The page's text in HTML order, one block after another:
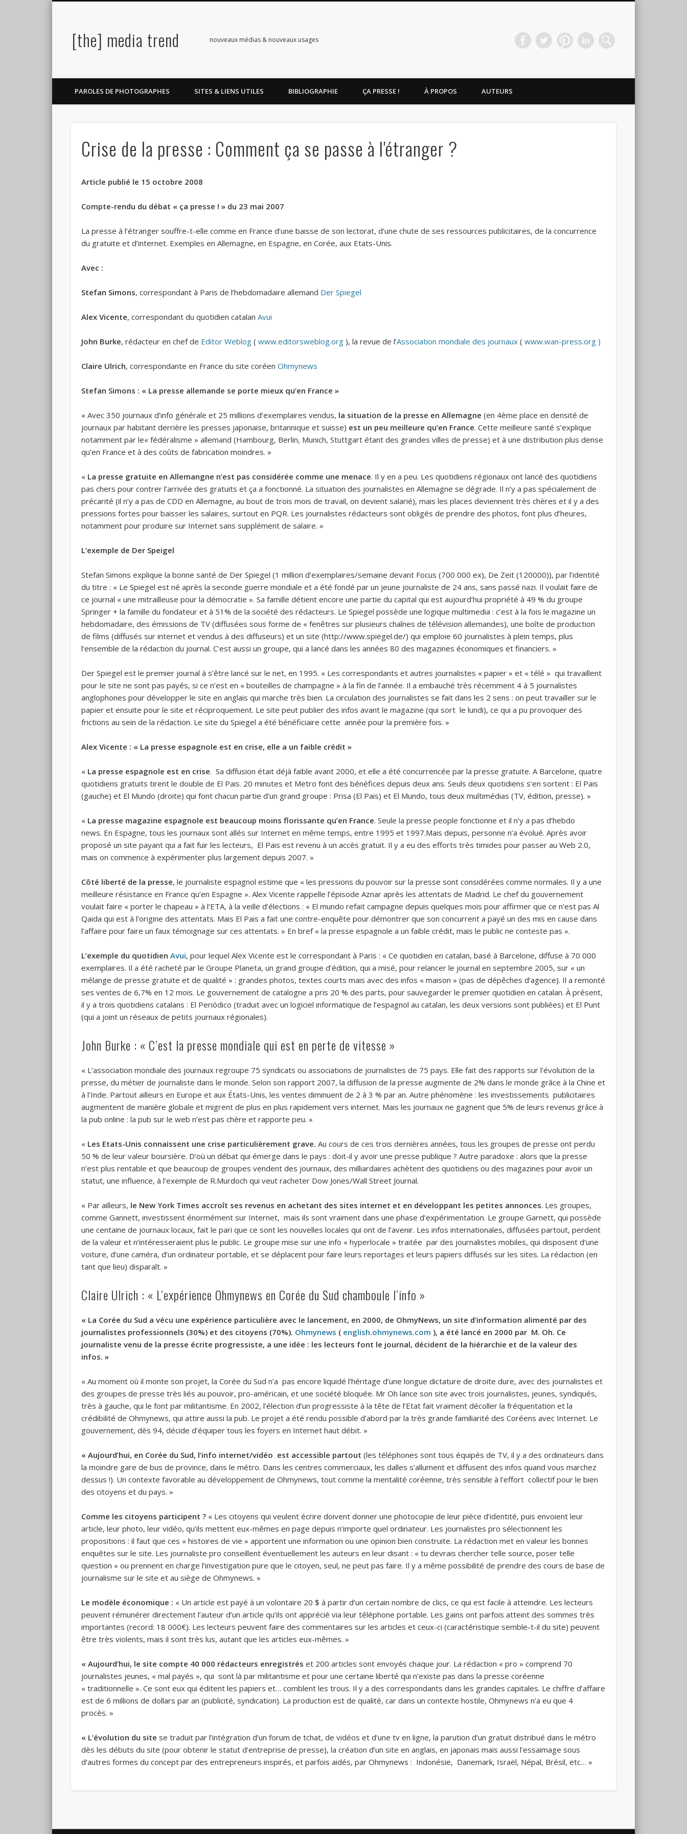
[the] media trend nouveaux médias & nouveaux usages
LinkedIn
PAROLES DE PHOTOGRAPHES SITES & LIENS UTILES BIBLIOGRAPHIE ÇA PRESSE ! À PROPOS AUTEURS
Crise de la presse : Comment ça se passe à l'étranger ?
Article publié le 15 octobre 2008
Compte-rendu du débat « ça presse ! » du 23 mai 2007
La presse à l’étranger souffre-t-elle comme en France d’une baisse de son lectorat, d’une chute de ses ressources publicitaires, de la concurrence
du gratuite et d’internet. Exemples en Allemagne, en Espagne, en Corée, aux Etats-Unis.
Avec :
Stefan Simons, correspondant à Paris de l’hebdomadaire allemand Der Spiegel
Alex Vicente, correspondant du quotidien catalan Avui
John Burke, rédacteur en chef de Editor Weblog( www.editorsweblog.org ), la revue de l’Association mondiale des journaux( www.wan-press.org )
Claire Ulrich, correspondante en France du site coréen Ohmynews
Stefan Simons : « La presse allemande se porte mieux qu’en France »
« Avec 350 journaux d’info générale et 25 millions d’exemplaires vendus, la situation de la presse en Allemagne (en 4ème place en densité de
journaux par habitant derrière les presses japonaise, britannique et suisse) est un peu meilleure qu’en France. Cette meilleure santé s’explique
notamment par le« fédéralisme » allemand (Hambourg, Berlin, Munich, Stuttgart étant des grandes villes de presse) et à une distribution plus dense
qu’en France et à des coûts de fabrication moindres. »
« La presse gratuite en Allemangne n’est pas considérée comme une menace. Il y en a peu. Les quotidiens régionaux ont lancé des quotidiens
pas chers pour contrer l’arrivée des gratuits et ça a fonctionné. La situation des journalistes en Allemagne se dégrade. Il n’y a pas spécialement de
précarité (il n’y a pas de CDD en Allemagne, au bout de trois mois de travail, on devient salarié), mais les places deviennent très chères et il y a des
pressions fortes pour baisser les salaires, surtout en PQR. Les journalistes rédacteurs sont obligés de prendre des photos, font plus d’heures,
notamment pour produire sur Internet sans supplément de salaire. »
L’exemple de Der Speigel
Stefan Simons explique la bonne santé de Der Spiegel (1 million d’exemplaires/semaine devant Focus (700 000 ex), De Zeit (120000)), par l’identité
du titre : « Le Spiegel est né après la seconde guerre mondiale et a été fondé par un jeune journaliste de 24 ans, sans passé nazi. Il voulait faire de
ce journal « une mitrailleuse pour la démocratie ». Sa famille détient encore une partie du capital qui est aujourd’hui propriété à 49 % du groupe
Springer + la famille du fondateur et à 51% de la société des rédacteurs. Le Spiegel possède une logique multimedia : c’est à la fois le magazine un
hebdomadaire, des émissions de TV (diffusées sous forme de « fenêtres sur plusieurs chaînes de télévision allemandes), une boîte de production
de films (diffusés sur internet et vendus à des diffuseurs) et un site (http://www.spiegel.de/) qui emploie 60 journalistes à plein temps, plus
l’ensemble de la rédaction du journal. C’est aussi un groupe, qui a lancé dans les années 80 des magazines économiques et financiers. »
Der Spiegel est le premier journal à s’être lancé sur le net, en 1995. « Les correspondants et autres journalistes « papier » et « télé » qui travaillent
pour le site ne sont pas payés, si ce n’est en « bouteilles de champagne » à la fin de l’année. Il a embauché très récemment 4 à 5 journalistes
anglophones pour développer le site en anglais qui marche très bien. La circulation des journalistes se fait dans les 2 sens : on peut travailler sur le
papier et ensuite pour le site et réciproquement. Le site peut publier des infos avant le magazine (qui sort le lundi), ce qui a pu provoquer des
frictions au sein de la rédaction. Le site du Spiegel a été bénéficiaire cette année pour la première fois. »
Alex Vicente : « La presse espagnole est en crise, elle a un faible crédit »
« La presse espagnole est en crise. Sa diffusion était déjà faible avant 2000, et elle a été concurrencée par la presse gratuite. A Barcelone, quatre
quotidiens gratuits tirent le double de El Pais. 20 minutes et Metro font des bénéfices depuis deux ans. Seuls deux quotidiens s’en sortent : El Pais
(gauche) et El Mundo (droite) qui font chacun partie d’un grand groupe : Prisa (El Pais) et El Mundo, tous deux multimédias (TV, édition, presse). »
« La presse magazine espagnole est beaucoup moins florissante qu’en France. Seule la presse people fonctionne et il n’y a pas d’hebdo
news. En Espagne, tous les journaux sont allés sur Internet en même temps, entre 1995 et 1997.Mais depuis, personne n’a évolué. Après avoir
proposé un site payant qui a fait fuir les lecteurs, El Pais est revenu à un accès gratuit. Il y a eu des efforts très timides pour passer au Web 2.0,
mais on commence à expérimenter plus largement depuis 2007. »
Côté liberté de la presse, le journaliste espagnol estime que « les pressions du pouvoir sur la presse sont considérées comme normales. Il y a une
meilleure résistance en France qu’en Espagne ». Alex Vicente rappelle l’épisode Aznar après les attentats de Madrid. Le chef du gouvernement
voulait faire « porter le chapeau » à l’ETA, à la veille d’élections : « El mundo refait campagne depuis quelques mois pour affirmer que ce n’est pas Al
Qaida qui est à l’origine des attentats. Mais El Pais a fait une contre-enquête pour démontrer que son concurrent a payé un des mis en cause dans
l’affaire pour faire un faux témoignage sur ces attentats. » En bref « la presse espagnole a un faible crédit, mais le public ne conteste pas ».
L’exemple du quotidien Avui, pour lequel Alex Vicente est le correspondant à Paris : « Ce quotidien en catalan, basé à Barcelone, diffuse à 70 000
exemplaires. Il a été racheté par le Groupe Planeta, un grand groupe d’édition, qui a misé, pour relancer le journal en septembre 2005, sur « un
mélange de presse gratuite et de qualité » : grandes photos, textes courts mais avec des infos « maison » (pas de dépêches d’agence). Il a remonté
ses ventes de 6,7% en 12 mois. Le gouvernement de catalogne a pris 20 % des parts, pour sauvegarder le premier quotidien en catalan. À présent,
il y a trois quotidiens catalans : El Periódico (traduit avec un logiciel informatique de l’espagnol au catalan, les deux versions sont publiées) et El Punt
(qui a joint un réseaux de petits journaux régionales).
John Burke : « C’est la presse mondiale qui est en perte de vitesse »
« L’association mondiale des journaux regroupe 75 syndicats ou associations de journalistes de 75 pays. Elle fait des rapports sur l’évolution de la
presse, du métier de journaliste dans le monde. Selon son rapport 2007, la diffusion de la presse augmente de 2% dans le monde grâce à la Chine et
à l’Inde. Partout ailleurs en Europe et aux États-Unis, les ventes diminuent de 2 à 3 % par an. Autre phénomène : les investissements publicitaires
augmentent de manière globale et migrent de plus en plus rapidement vers internet. Mais les journaux ne gagnent que 5% de leurs revenus grâce à
la pub online : la pub sur le web n’est pas chère et rapporte peu. »
« Les Etats-Unis connaissent une crise particulièrement grave. Au cours de ces trois dernières années, tous les groupes de presse ont perdu
50 % de leur valeur boursière. D’où un débat qui émerge dans le pays : doit-il y avoir une presse publique ? Autre paradoxe : alors que la presse
n’est plus rentable et que beaucoup de groupes vendent des journaux, des milliardaires achètent des quotidiens ou des magazines pour avoir un
statut, une influence, à l’exemple de R.Murdoch qui veut racheter Dow Jones/Wall Street Journal.
« Par ailleurs, le New York Times accroît ses revenus en achetant des sites internet et en développant les petites annonces. Les groupes,
comme Gannett, investissent énormément sur Internet, mais ils sont vraiment dans une phase d’expérimentation. Le groupe Garnett, qui possède
une centaine de journaux locaux, fait le pari que ce sont les nouvelles locales qui ont de l’avenir. Les infos internationales, diffusées partout, perdent
de la valeur et n’intéresseraient plus le public. Le groupe mise sur une info « hyperlocale » traitée par des journalistes mobiles, qui disposent d’une
voiture, d’une caméra, d’un ordinateur portable, et se déplacent pour faire leurs reportages et leurs papiers diffusés sur les sites. La rédaction (en
tant que lieu) disparaît. »
Claire Ulrich : « L’expérience Ohmynews en Corée du Sud chamboule l’info »
« La Corée du Sud a vécu une expérience particulière avec le lancement, en 2000, de OhmyNews, un site d’information alimenté par des
journalistes professionnels (30%) et des citoyens (70%). Ohmynews ( english.ohmynews.com ), a été lancé en 2000 par M. Oh. Ce
journaliste venu de la presse écrite progressiste, a une idée : les lecteurs font le journal, décident de la hiérarchie et de la valeur des
infos. »
« Au moment où il monte son projet, la Corée du Sud n’a pas encore liquidé l’héritage d’une longue dictature de droite dure, avec des journalistes et
des groupes de presse très liés au pouvoir, pro-américain, et une société bloquée. Mr Oh lance son site avec trois journalistes, jeunes, syndiqués,
très à gauche, qui le font par militantisme. En 2002, l’élection d’un progressiste à la tête de l’Etat fait vraiment décoller la fréquentation et la
crédibilité de Ohmynews, qui attire aussi la pub. Le projet a été rendu possible d’abord par la très grande familiarité des Coréens avec Internet. Le
gouvernement, dès 94, décide d’équiper tous les foyers en Internet haut débit. »
« Aujourd’hui, en Corée du Sud, l’info internet/vidéo est accessible partout (les téléphones sont tous équipés de TV, il y a des ordinateurs dans
la moindre gare de bus de province, dans le métro. Dans les centres commerciaux, les dalles s’allument et diffusent des infos quand vous marchez
dessus !). Un contexte favorable au développement de Ohmynews, tout comme la mentalité coréenne, très sensible à l’effort collectif pour le bien
des citoyens et du pays. »
Comme les citoyens participent ?« Les citoyens qui veulent écrire doivent donner une photocopie de leur pièce d’identité, puis envoient leur
article, leur photo, leur vidéo, qu’ils mettent eux-mêmes en page depuis n’importe quel ordinateur. Les journalistes pro sélectionnent les
propositions : il faut que ces « histoires de vie » apportent une information ou une opinion bien construite. La rédaction met en valeur les bonnes
enquêtes sur le site. Les journaliste pro conseillent éventuellement les auteurs en leur disant : « tu devrais chercher telle source, poser telle
question » ou prennent en charge l’investigation pure que le citoyen, seul, ne peut pas faire. Il y a même possibilité de prendre des cours de base de
journalisme sur le site et au siège de Ohmynews. »
Le modèle économique : « Un article est payé à un volontaire 20 $ à partir d’un certain nombre de clics, ce qui est facile à atteindre. Les lecteurs
peuvent rémunérer directement l’auteur d’un article qu’ils ont apprécié via leur téléphone portable. Les gains ont parfois atteint des sommes très
importantes (record: 18 000€). Les lecteurs peuvent faire des commentaires sur les articles et ceux-ci (caractéristique semble-t-il du site) peuvent
être très violents, mais il sont très lus, autant que les articles eux-mêmes. »
« Aujourd’hui, le site compte 40 000 rédacteurs enregistrés et 200 articles sont envoyés chaque jour. La rédaction « pro » comprend 70
journalistes jeunes, « mal payés », qui sont là par militantisme et pour une certaine liberté qui n’existe pas dans la presse coréenne
« traditionnelle ». Ce sont eux qui éditent les papiers et… comblent les trous. Il y a des correspondants dans les grandes capitales. Le chiffre d’affaire
est de 6 millions de dollars par an (publicité, syndication). La production est de qualité, car dans un contexte hostile, Ohmynews n’a eu que 4
procès. »
« L’évolution du site se traduit par l’intégration d’un forum de tchat, de vidéos et d’une tv en ligne, la parution d’un gratuit distribué dans le métro
dès les débuts du site (pour obtenir le statut d’entreprise de presse), la création d’un site en anglais, en japonais mais aussi l’essaimage sous
d’autres formes du concept par des entrepreneurs inspirés, et parfois aidés, par Ohmynews : Indonésie, Danemark, Israël, Népal, Brésil, etc… »